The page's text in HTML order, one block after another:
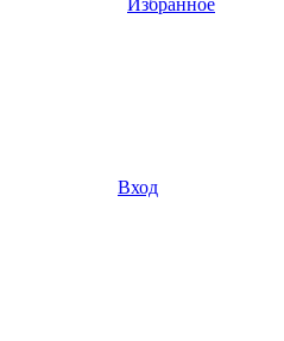
Избранное
Вход